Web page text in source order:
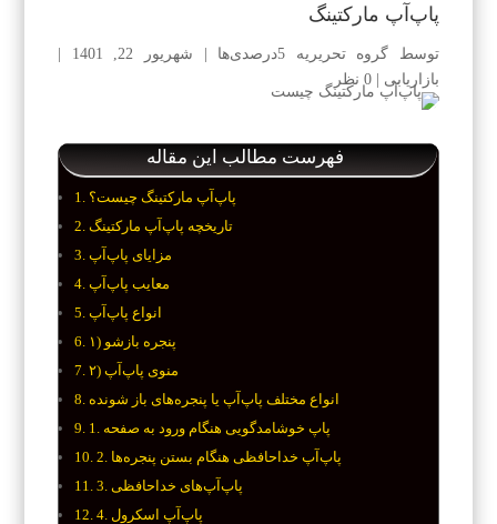
پاپ‌آپ مارکتینگ
توسط گروه تحریریه 5درصدی‌ها شهریور 22, 1401
بازاریابی |0 نظر
فهرست مطالب این مقاله
پاپ‌آپ مارکتینگ چیست؟
تاریخچه پاپ‌آپ مارکتینگ
مزایای پاپ‌آپ
معایب پاپ‌آپ
انواع پاپ‌آپ
۱) پنجره بازشو
۲) منوی پاپ‌آپ
انواع مختلف پاپ‌آپ یا پنجره‌های باز شونده
1. پاپ خوشامدگویی هنگام ورود به صفحه
2. پاپ‌آپ خداحافظی هنگام بستن پنجره‌ها
3. پاپ‌آپ‌های خداحافظی
4. پاپ‌آپ اسکرول